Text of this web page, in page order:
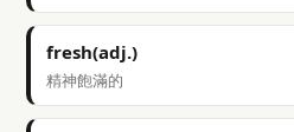
fresh(adj.)
精神飽滿的